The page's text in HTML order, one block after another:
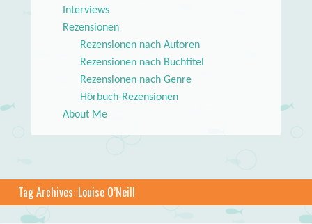
Interviews
Rezensionen
Rezensionen nach Autoren
Rezensionen nach Buchtitel
Rezensionen nach Genre
Hörbuch-Rezensionen
About Me
Tag Archives: Louise O’Neill